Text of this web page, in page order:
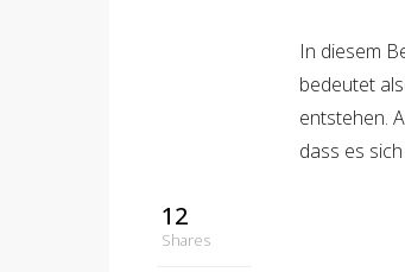
12
Shares
In diesem
bedeutet
entstehen.
dass es